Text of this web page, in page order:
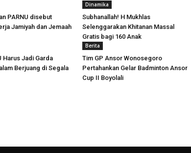
PARNU disebut
Jamiyah dan Jemaah
Dinamika
Subhanallah! H Mukhlas
Selenggarakan Khitanan Massal
Gratis bagi 160 Anak
Harus Jadi Garda
Berjuang di Segala
Berita
Tim GP Ansor Wonosegoro
Pertahankan Gelar Badminton Ansor
Cup II Boyolali